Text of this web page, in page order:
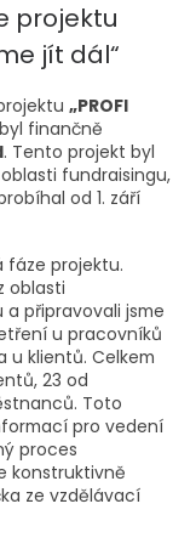
projektu
jít dál“
„PROFI
finančně
. Tento projekt byl
fundraisingu,
od 1. září
fáze projektu.
oblasti
připravovali jsme
u pracovníků
u klientů. Celkem
23 od
Toto
pro vedení
proces
konstruktivně
ze vzdělávací